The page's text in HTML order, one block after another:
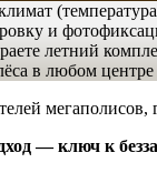
и
летний
в любом центре
— ключ к